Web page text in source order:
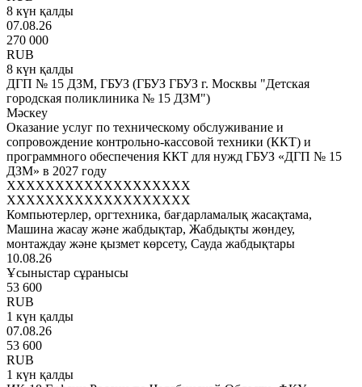
8 күн қалды
07.08.26
270 000
RUB
8 күн қалды
ДГП № 15 ДЗМ, ГБУЗ (ГБУЗ ГБУЗ г. Москвы "Детская
городская поликлиника № 15 ДЗМ")
Мәскеу
Оказание услуг по техническому обслуживание и
сопровождение контрольно-кассовой техники (ККТ) и
программного обеспечения ККТ для нужд ГБУЗ «ДГП № 15
ДЗМ» в 2027 году
XXXXXXXXXXXXXXXXXXX
XXXXXXXXXXXXXXXXXXX
Компьютерлер, оргтехника, бағдарламалық жасақтама,
Машина жасау және жабдықтар, Жабдықты жөндеу,
монтаждау және қызмет көрсету, Сауда жабдықтары
10.08.26
Ұсыныстар сұранысы
53 600
RUB
1 күн қалды
07.08.26
53 600
RUB
1 күн қалды